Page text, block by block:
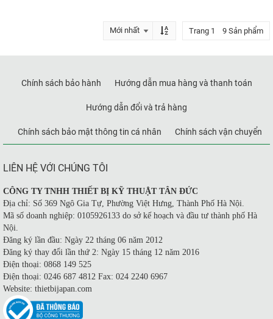
Trang 1 9 Sản phẩm
Chính sách bảo hành Hướng dẫn mua hàng và thanh toán
Hướng dẫn đổi và trả hàng
Chính sách bảo mật thông tin cá nhân Chính sách vận chuyển
LIÊN HỆ VỚI CHÚNG TÔI
CÔNG TY TNHH THIẾT BỊ KỸ THUẬT TÂN ĐỨC
Địa chỉ: Số 369 Ngô Gia Tự, Phường Việt Hưng, Thành Phố Hà Nội.
Mã số doanh nghiệp: 0105926133 do sở kế hoạch và đầu tư thành phố Hà
Nội.
Đăng ký lần đầu: Ngày 22 tháng 06 năm 2012
Đăng ký thay đổi lần thứ 2: Ngày 15 tháng 12 năm 2016
Điện thoại: 0868 149 525
Điện thoại: 0246 687 4812 Fax: 024 2240 6967
Website: thietbijapan.com